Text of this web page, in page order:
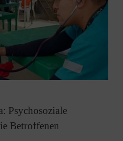
Psychosoziale
Betroffenen